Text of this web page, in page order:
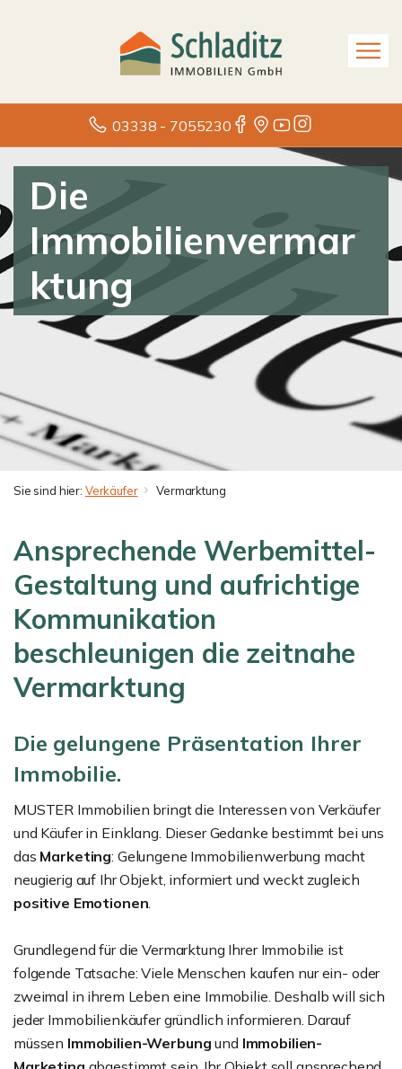
03338 - 7055230
Die
Immobilienvermar
ktung
Sie sind hier: Verkäufer Vermarktung
Ansprechende Werbemittel-
Gestaltung und aufrichtige
Kommunikation
beschleunigen die zeitnahe
Vermarktung
Die gelungene Präsentation Ihrer
Immobilie.
MUSTER Immobilien bringt die Interessen von Verkäufer
und Käufer in Einklang. Dieser Gedanke bestimmt bei uns
das Marketing: Gelungene Immobilienwerbung macht
neugierig auf Ihr Objekt, informiert und weckt zugleich
positive Emotionen.
Grundlegend für die Vermarktung Ihrer Immobilie ist
folgende Tatsache: Viele Menschen kaufen nur ein- oder
zweimal in ihrem Leben eine Immobilie. Deshalb will sich
jeder Immobilienkäufer gründlich informieren. Darauf
müssen Immobilien-Werbung und Immobilien-